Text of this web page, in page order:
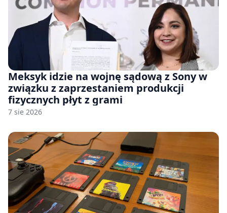
Meksyk idzie na wojnę sądową z Sony w
związku z zaprzestaniem produkcji
fizycznych płyt z grami
7 sie 2026